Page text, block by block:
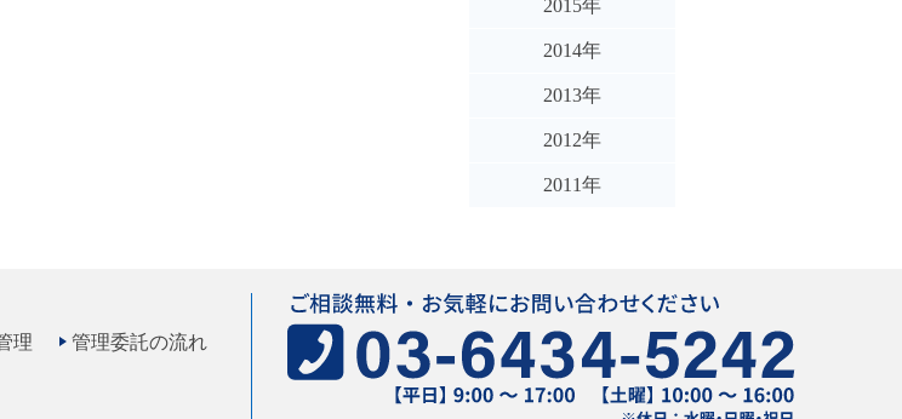
2015年
2014年
2013年
2012年
2011年
理
管理委託の流れ